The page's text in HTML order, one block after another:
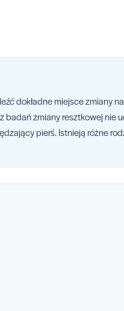
dokładne miejsce zmiany
zmiany resztkowej
pierś. Istnieją różne